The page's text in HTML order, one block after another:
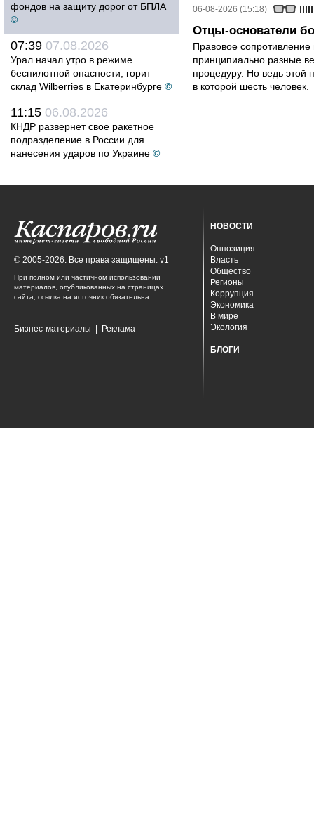
фондов на защиту дорог от БПЛА
©
07:39 07.08.2026
Урал начал утро в режиме
беспилотной опасности, горит
склад Wilberries в Екатеринбурге ©
11:15 06.08.2026
КНДР развернет свое ракетное
подразделение в России для
нанесения ударов по Украине ©
06-08-2026 (15:18)
Отцы-основатели
Правовое
принципиально разные
процедуру. Но ведь этой
в которой шесть человек.
© 2005-2026. Все права защищены. v1
При полном или частичном использовании
материалов, опубликованных на страницах
сайта, ссылка на источник обязательна.
Бизнес-материалы Реклама
НОВОСТИ
Оппозиция
Власть
Общество
Регионы
Коррупция
Экономика
В мире
Экология
БЛОГИ